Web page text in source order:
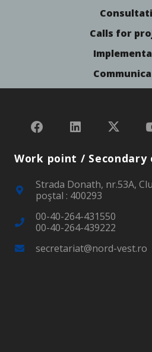
Calls for
Work point / Secondary
Strada Donath, nr.53A,
poştal : 400293
00-40-264-431550
00-40-264-439222
secretariat@nord-vest.ro